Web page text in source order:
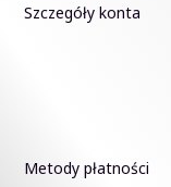
Szczegóły konta
Metody płatności